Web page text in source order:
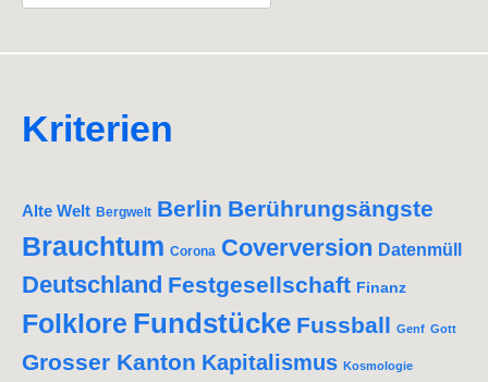
nach:
Kriterien
Alte Welt Bergwelt Berlin Berührungsängste
Brauchtum Corona Coverversion Datenmüll
Deutschland Festgesellschaft Finanz
Folklore Fundstücke Fussball Genf Gott
Grosser Kanton Kapitalismus Kosmologie